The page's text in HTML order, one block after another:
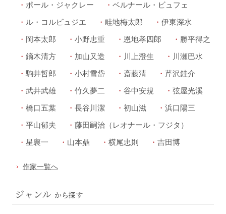
ポール・ジャクレー
ベルナール・ビュフェ
ル・コルビュジエ
畦地梅太郎
伊東深水
岡本太郎
小野忠重 恩地孝四郎
勝平得之
鏑木清方
加山又造 川上澄生
川瀬巴水
駒井哲郎
小村雪岱 斎藤清
芹沢銈介
武井武雄
竹久夢二 谷中安規
弦屋光溪
橋口五葉
長谷川潔 初山滋
浜口陽三
平山郁夫
藤田嗣治（レオナール・フジタ）
星襄一
山本鼎 横尾忠則 吉田博
作家一覧へ
ジャンル から探す